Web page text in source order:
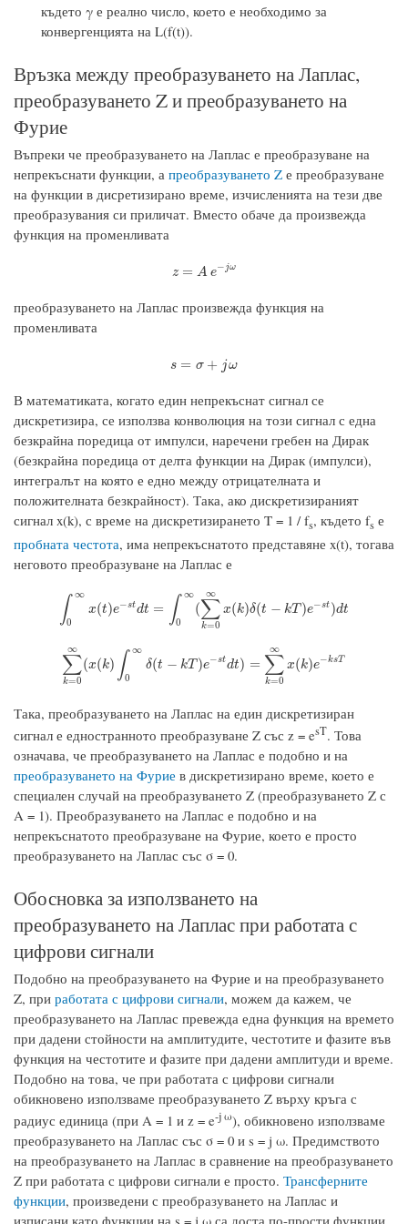
където γ е реално число, което е необходимо за
конвергенцията на L(f(t)).
Връзка между преобразуването на Лаплас,
преобразуването Z и преобразуването на
Фурие
Въпреки че преобразуването на Лаплас е преобразуване на
непрекъснати функции, а преобразуването Z е преобразуване
на функции в дисретизирано време, изчисленията на тези две
преобразувания си приличат. Вместо обаче да произвежда
функция на променливата
z = A e− jω
z= Ae−jω
преобразуването на Лаплас произвежда функция на
променливата
s = σ + jω
s=σ+jω
В математиката, когато един непрекъснат сигнал се
дискретизира, се използва конволюция на този сигнал с една
безкрайна поредица от импулси, наречени гребен на Дирак
(безкрайна поредица от делта функции на Дирак (импулси),
интегралът на която е едно между отрицателната и
положителната безкрайност). Така, ако дискретизираният
сигнал x(k), с време на дискретизирането T = 1 / fs, където fs е
пробната честота, има непрекъснатото представяне x(t), тогава
неговото преобразуване на Лаплас е
∫ ∞
0
x(t)e−stdt = ∫ ∞
0
(∑
k=0
∞
x(k)δ(t − kT)e−st )dt
0∞x(t)e−std =∫ ∞ k=0 ∞x(k)δ(t− kT)e−st)dt
∑
k=0
∞
(x(k) ∫ ∞
0
δ(t − kT)e−stdt) = ∑
k=0
∞
x(k)e−ksT
∑ k=0∞(x (k ∞δ (t− kT)e−stdt)=∑k=0∞x(k)e−ksT
Така, преобразуването на Лаплас на един дискретизиран
сигнал е едностранното преобразуване Z със z = esT. Това
означава, че преобразуването на Лаплас е подобно и на
преобразуването на Фурие в дискретизирано време, което е
специален случай на преобразуването Z (преобразуването Z с
A = 1). Преобразуването на Лаплас е подобно и на
непрекъснатото преобразуване на Фурие, което е просто
преобразуването на Лаплас със σ = 0.
Обосновка за използването на
преобразуването на Лаплас при работата с
цифрови сигнали
Подобно на преобразуването на Фурие и на преобразуването
Z, при работата с цифрови сигнали, можем да кажем, че
преобразуването на Лаплас превежда една функция на времето
при дадени стойности на амплитудите, честотите и фазите във
функция на честотите и фазите при дадени амплитуди и време.
Подобно на това, че при работата с цифрови сигнали
обикновено използваме преобразуването Z върху кръга с
радиус единица (при A = 1 и z = e-j ω), обикновено използваме
преобразуването на Лаплас със σ = 0 и s = j ω. Предимството
на преобразуването на Лаплас в сравнение на преобразуването
Z при работата с цифрови сигнали е просто. Трансферните
функции, произведени с преобразуването на Лаплас и